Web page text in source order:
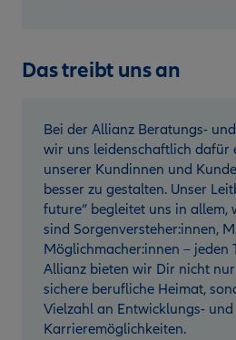
Das treibt uns an
Bei der Allianz Beratungs-
wir uns leidenschaftlich dafür
unserer Kundinnen und
besser zu gestalten. Unser
future“ begleitet uns in allem,
sind Sorgenversteher:innen,
Möglichmacher:innen – jeden
Allianz bieten wir Dir nicht
sichere berufliche Heimat,
Vielzahl an Entwicklungs- und
Karrieremöglichkeiten.